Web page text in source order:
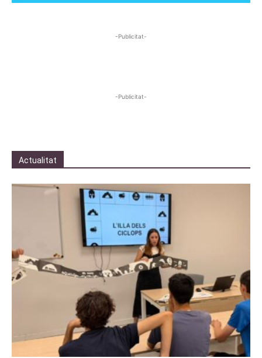
-Publicitat-
-Publicitat-
Actualitat